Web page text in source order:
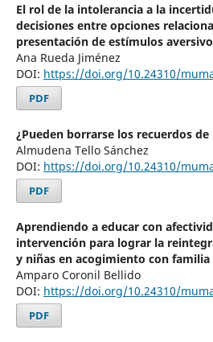
El rol de la intolerancia a la
decisiones entre opciones
presentación de estímulos
Ana Rueda Jiménez
DOI: https://doi.org/10.24310/
PDF
¿Pueden borrarse los recuerdos de
Almudena Tello Sánchez
DOI: https://doi.org/10.24310/
PDF
Aprendiendo a educar con
intervención para lograr la
y niñas en acogimiento con familia
Amparo Coronil Bellido
DOI: https://doi.org/10.24310/
PDF